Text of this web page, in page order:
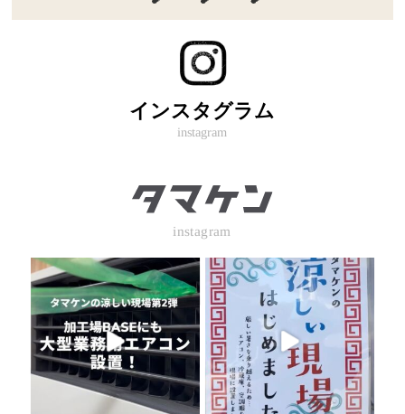
インスタグラム
instagram
instagram